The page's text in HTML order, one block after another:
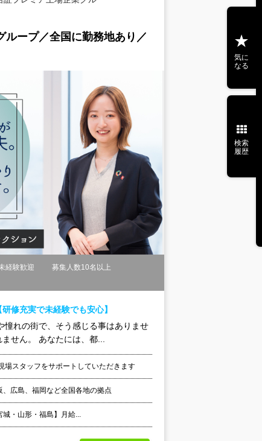
ープ／全国に勤務地あり／
経験歓迎
募集人数10名以上
修充実で未経験でも安心】
憧れの街で、そう感じる事はありませ
せん。 あなたには、都...
場スタッフをサポートしていただきます
、広島、福岡など全国各地の拠点
・山形・福島】月給...
気に
なる
検索
履歴